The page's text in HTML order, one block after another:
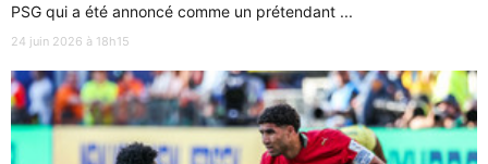
PSG qui a été annoncé comme un prétendant ...
24 juin 2026 à 18h15